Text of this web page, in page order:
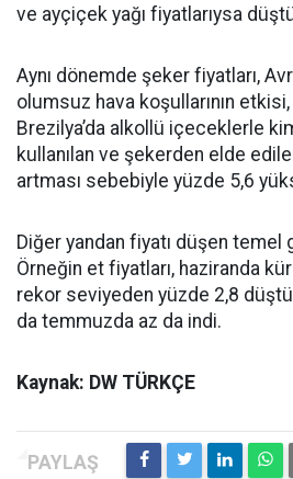
ve ayçiçek yağı fiyatlarıysa
Aynı dönemde şeker fiyatları,
olumsuz hava koşullarının etkisi,
Brezilya’da alkollü içeceklerle
kullanılan ve şekerden elde
artması sebebiyle yüzde 5,6
Diğer yandan fiyatı düşen temel
Örneğin et fiyatları, haziranda
rekor seviyeden yüzde 2,8
da temmuzda az da indi.
Kaynak: DW TÜRKÇE